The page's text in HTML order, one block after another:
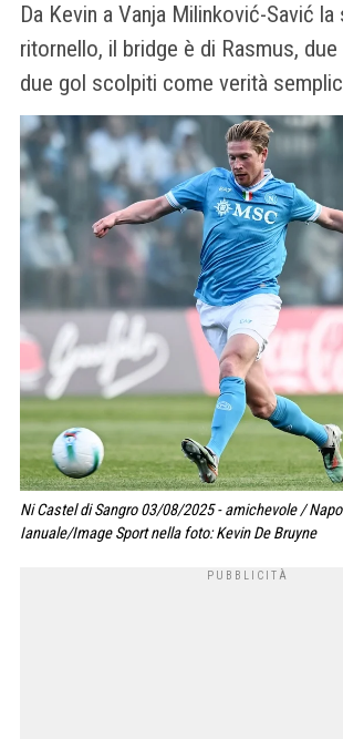
Da Kevin a Vanja Milinković-Savić
ritornello, il bridge è di Rasmus,
due gol scolpiti come verità
Ni Castel di Sangro 03/08/2025 - amichevole /
Ianuale/Image Sport nella foto: Kevin De Bruyne